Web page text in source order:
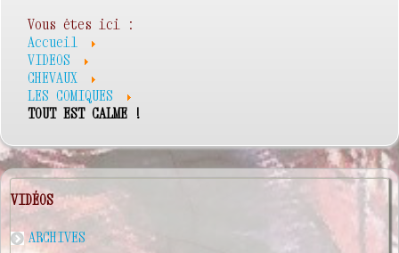
Vous êtes ici :
Accueil
VIDEOS
CHEVAUX
LES COMIQUES
TOUT EST CALME !
VIDÉOS
ARCHIVES